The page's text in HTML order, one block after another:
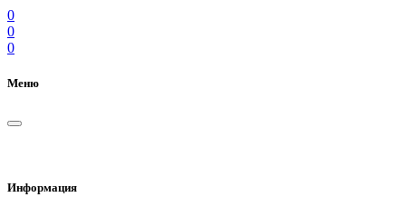
0
0
0
Меню
Информация